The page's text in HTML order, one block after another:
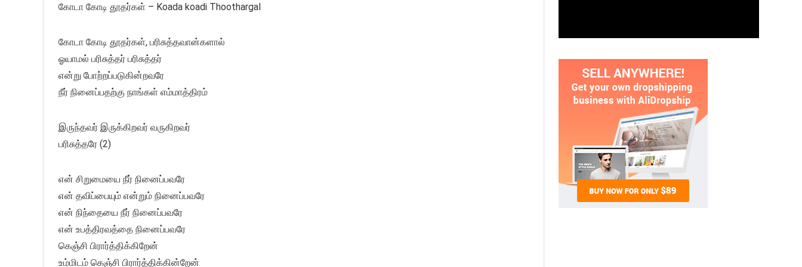
கோடா கோடி தூதர்கள் – Koada koadi Thoothargal
கோடா கோடி தூதர்கள், பரிசுத்தவான்களால்
ஓயாமல் பரிசுத்தர் பரிசுத்தர்
என்று போற்றப்படுகின்றவரே
நீர் நினைப்பதற்கு நாங்கள் எம்மாத்திரம்
இருந்தவர் இருக்கிறவர் வருகிறவர்
பரிசுத்தரே (2)
என் சிறுமையை நீர் நினைப்பவரே
என் தவிப்பையும் என்றும் நினைப்பவரே
என் நிந்தையை நீர் நினைப்பவரே
என் உபத்திரவத்தை நினைப்பவரே
கெஞ்சி பிரார்த்திக்கிறேன்
உம்மிடம் கெஞ்சி பிரார்த்திக்கின்றேன்